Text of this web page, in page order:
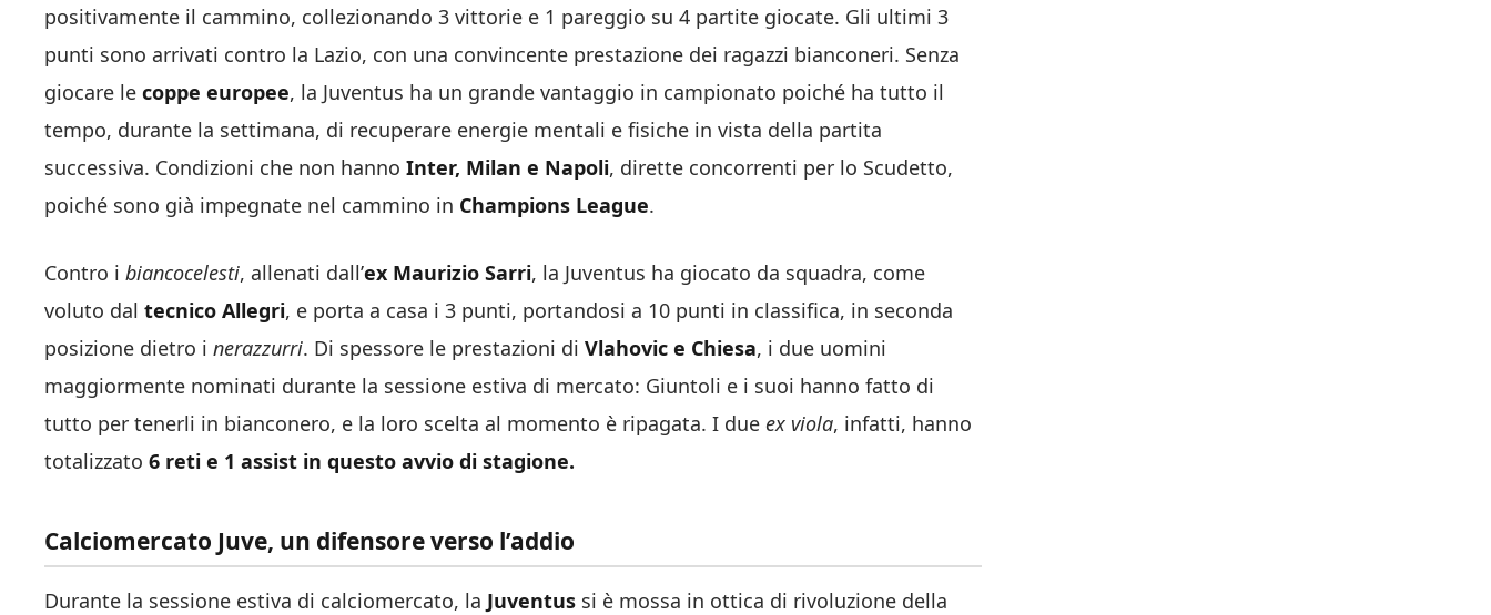
positivamente il cammino, collezionando 3 vittorie e 1 pareggio su 4 partite giocate. Gli ultimi 3
punti sono arrivati contro la Lazio, con una convincente prestazione dei ragazzi bianconeri. Senza
giocare le coppe europee, la Juventus ha un grande vantaggio in campionato poiché ha tutto il
tempo, durante la settimana, di recuperare energie mentali e fisiche in vista della partita
successiva. Condizioni che non hanno Inter, Milan e Napoli, dirette concorrenti per lo Scudetto,
poiché sono già impegnate nel cammino in Champions League.
Contro i biancocelesti, allenati dall’ex Maurizio Sarri, la Juventus ha giocato da squadra, come
voluto dal tecnico Allegri, e porta a casa i 3 punti, portandosi a 10 punti in classifica, in seconda
posizione dietro i nerazzurri. Di spessore le prestazioni di Vlahovic e Chiesa, i due uomini
maggiormente nominati durante la sessione estiva di mercato: Giuntoli e i suoi hanno fatto di
tutto per tenerli in bianconero, e la loro scelta al momento è ripagata. I due ex viola, infatti, hanno
totalizzato 6 reti e 1 assist in questo avvio di stagione.
Calciomercato Juve, un difensore verso l’addio
Durante la sessione estiva di calciomercato, la Juventus si è mossa in ottica di rivoluzione della